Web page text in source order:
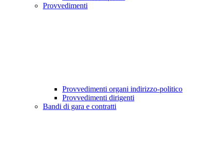
Provvedimenti
Provvedimenti organi indirizzo-politico
Provvedimenti dirigenti
Bandi di gara e contratti